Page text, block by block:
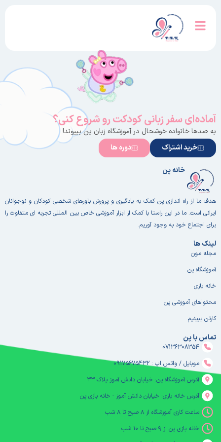
آماده‌ای سفر زبانی کودکت رو شروع کنی؟
به صدها خانواده خوشحال در آموزشگاه زبان پن بپیوند!
خرید اشتراک
دوره ها
خانه پن
هدف ما از راه اندازی پن کمک به یادگیری و پرورش باورهای شخصی کودکان و نوجوانان
ایرانی است. ما در این راستا با کمک از ابزار آموزشی خاص بین المللی تجربه ای متفاوت را
برای اجتماع خود به وجود آوریم.
لینک ها
مجله مون
آموزشگاه پن
خانه بازی
محتواهای آموزشی پن
کارتن ببینیم
تماس با پن
07136308354
موبایل / واتس اپ : 09175675432
آدرس آموزشگاه پن: خیابان دانش آموز پلاک ۳۳
آدرس خانه بازی: خیابان دانش آموز - خانه بازی پن
ساعت کاری آموزشگاه از ۸ صبح تا ۸ شب
خانه بازی پن از ۹ صبح تا ۱۰ شب